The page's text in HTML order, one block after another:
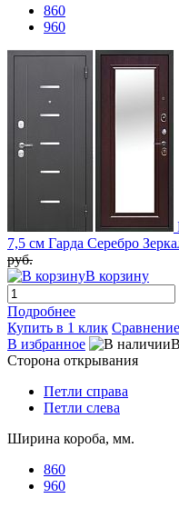
860
960
7,5 см Гарда Серебро
руб.
В корзину
Подробнее
Купить в 1 клик Сравнение
В избранное
Сторона открывания
Петли справа
Петли слева
Ширина короба, мм.
860
960